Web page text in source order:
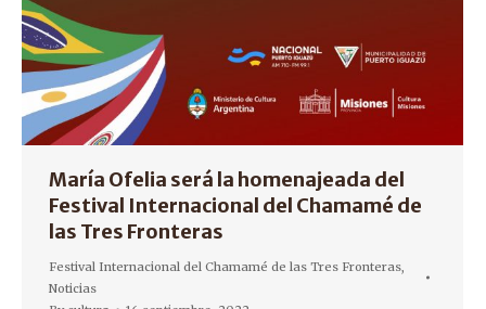
María Ofelia será la homenajeada del
Festival Internacional del Chamamé de
las Tres Fronteras
Festival Internacional del Chamamé de las Tres Fronteras,
Noticias